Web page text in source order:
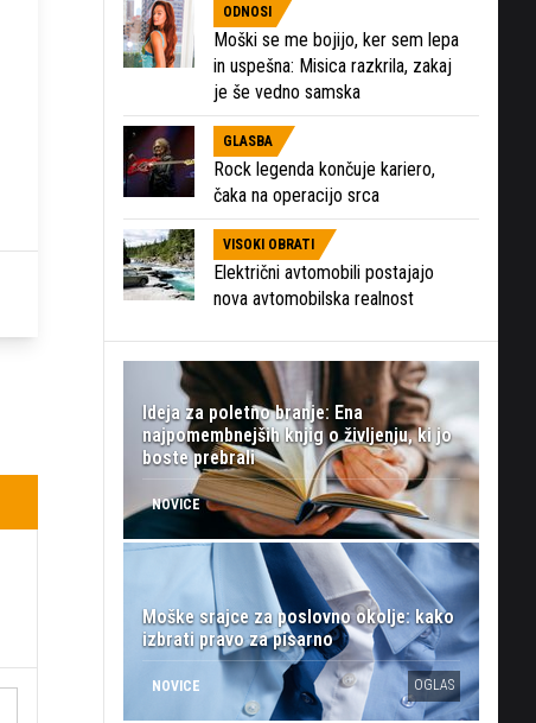
ODNOSI
Moški se me bojijo, ker sem lepa
in uspešna: Misica razkrila, zakaj
je še vedno samska
GLASBA
Rock legenda končuje kariero,
čaka na operacijo srca
VISOKI OBRATI
Električni avtomobili postajajo
nova avtomobilska realnost
Ideja za poletno branje: Ena
najpomembnejših knjig o življenju, ki jo
boste prebrali
NOVICE
Moške srajce za poslovno okolje: kako
izbrati pravo za pisarno
NOVICE OGLAS